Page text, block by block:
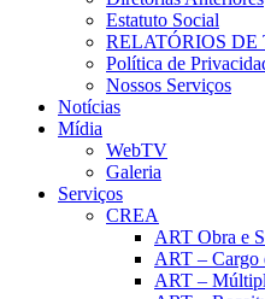
Estatuto Social
RELATÓRIOS DE
Política de
Nossos Serviços
Notícias
Mídia
WebTV
Galeria
Serviços
CREA
ART Obra e
ART – Cargo
ART –